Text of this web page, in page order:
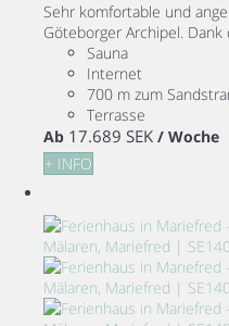
Sehr komfortable und
Göteborger Archipel.
Sauna
Internet
700 m zum
Terrasse
Ab 17.689 SEK / Woche
+ INFO